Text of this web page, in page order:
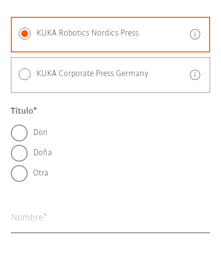
KUKA Robotics Nordics Press
KUKA Corporate Press Germany
Título
Don
Doña
Otra
Nombre